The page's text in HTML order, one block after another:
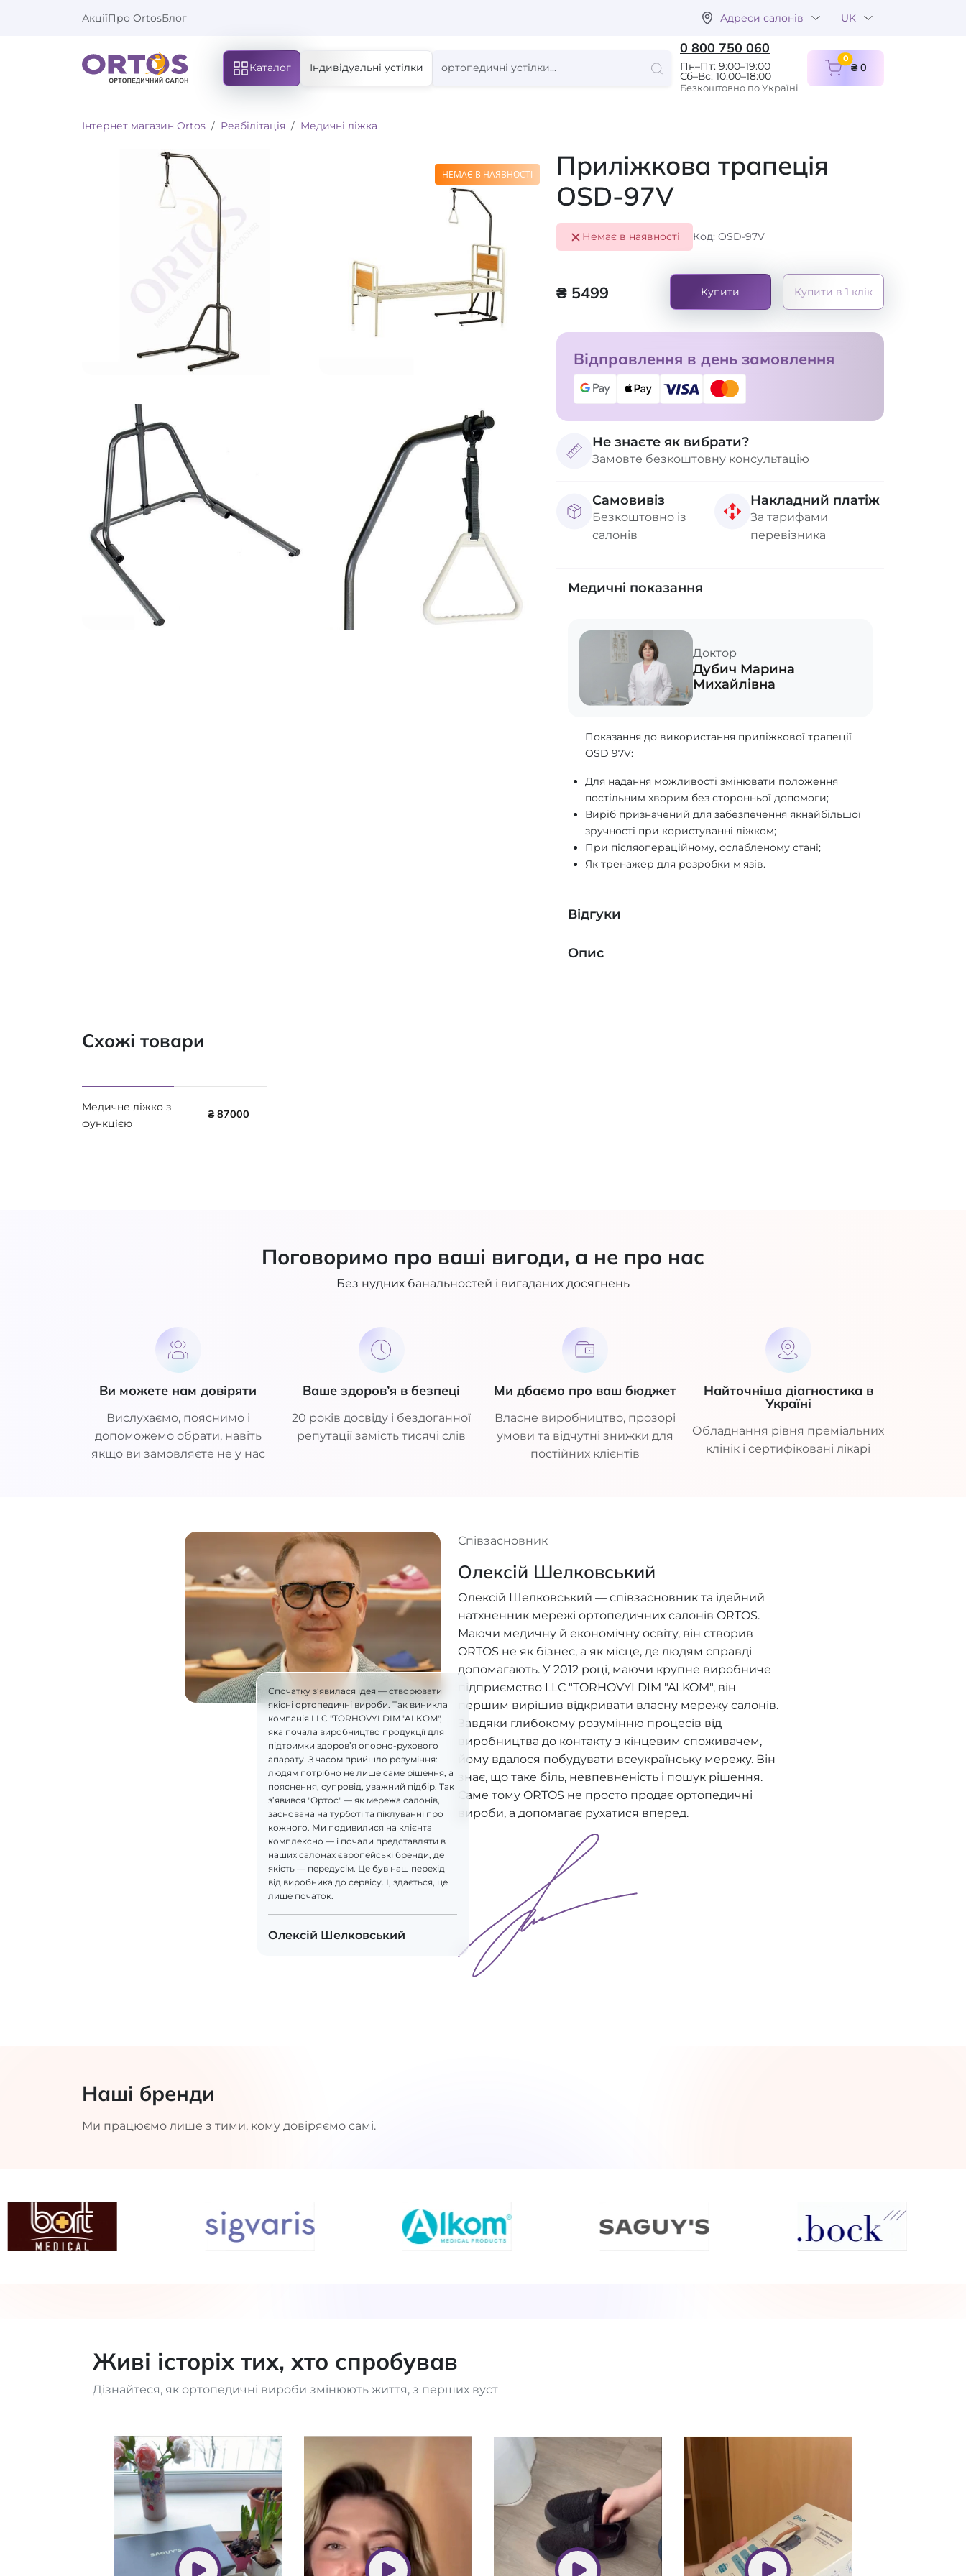
АкціїПро OrtosБлог Адреси салонів UK
Каталог Індивідуальні устілки
0 800 750 060
Пн–Пт: 9:00–19:00
Сб–Вс: 10:00–18:00
Безкоштовно по Україні
0items in cart
₴ 0
Інтернет магазин Ortos Реабілітація Медичні ліжка
НЕМАЄ В НАЯВНОСТІ
Приліжкова трапеція
OSD-97V
Немає в наявності Код: OSD-97V
₴ 5499 Купити Купити в 1 клік
Відправлення в день замовлення
Не знаєте як вибрати?
Замовте безкоштовну консультацію
Самовивіз
Безкоштовно із
салонів
Накладний платіж
За тарифами
перевізника
Медичні показання
Доктор
Дубич Марина
Михайлівна
Показання до використання приліжкової трапеції
OSD 97V:
Для надання можливості змінювати положення
постільним хворим без сторонньої допомоги;
Виріб призначений для забезпечення якнайбільшої
зручності при користуванні ліжком;
При післяопераційному, ослабленому стані;
Як тренажер для розробки м'язів.
Відгуки
Опис
Схожі товари
Медичне ліжко з
функцією
₴ 87000
Поговоримо про ваші вигоди, а не про нас
Без нудних банальностей і вигаданих досягнень
Ви можете нам довіряти
Вислухаємо, пояснимо і
допоможемо обрати, навіть
якщо ви замовляєте не у нас
Ваше здоров’я в безпеці
20 років досвіду і бездоганної
репутації замість тисячі слів
Ми дбаємо про ваш бюджет
Власне виробництво, прозорі
умови та відчутні знижки для
постійних клієнтів
Найточніша діагностика в
Україні
Обладнання рівня преміальних
клінік і сертифіковані лікарі
Спочатку з’явилася ідея — створювати
якісні ортопедичні вироби. Так виникла
компанія LLC "TORHOVYI DIM "ALKOM",
яка почала виробництво продукції для
підтримки здоров’я опорно-рухового
апарату. З часом прийшло розуміння:
людям потрібно не лише саме рішення, а
пояснення, супровід, уважний підбір. Так
з’явився "Ортос" — як мережа салонів,
заснована на турботі та піклуванні про
кожного. Ми подивилися на клієнта
комплексно — і почали представляти в
наших салонах європейські бренди, де
якість — передусім. Це був наш перехід
від виробника до сервісу. І, здається, це
лише початок.
Олексій Шелковський
Співзасновник
Олексій Шелковський
Олексій Шелковський — співзасновник та ідейний
натхненник мережі ортопедичних салонів ORTOS.
Маючи медичну й економічну освіту, він створив
ORTOS не як бізнес, а як місце, де людям справді
допомагають. У 2012 році, маючи крупне виробниче
підприємство LLC "TORHOVYI DIM "ALKOM", він
першим вирішив відкривати власну мережу салонів.
Завдяки глибокому розумінню процесів від
виробництва до контакту з кінцевим споживачем,
йому вдалося побудувати всеукраїнську мережу. Він
знає, що таке біль, невпевненість і пошук рішення.
Саме тому ORTOS не просто продає ортопедичні
вироби, а допомагає рухатися вперед.
Наші бренди
Ми працюємо лише з тими, кому довіряємо самі.
Живі історіх тих, хто спробував
Дізнайтеся, як ортопедичні вироби змінюють життя, з перших вуст